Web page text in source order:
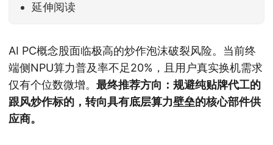
延伸阅读
AI PC概念股面临极高的炒作泡沫破裂风险。当前终
端侧NPU算力普及率不足20%，且用户真实换机需求
仅有个位数微增。 最终推荐方向：规避纯贴牌代工的
跟风炒作标的，转向具有底层算力壁垒的核心部件供
应商。